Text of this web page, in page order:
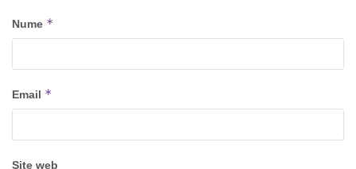
Nume *
Email *
Site web